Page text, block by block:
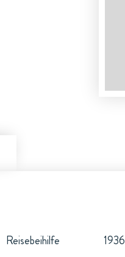
Reisebeihilfe 1936